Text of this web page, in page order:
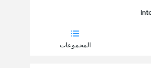
المجموعات